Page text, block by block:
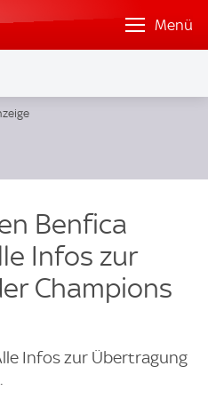
Menü
Benfica
Infos zur
Champions
Infos zur Übertragung